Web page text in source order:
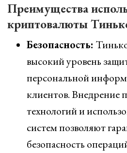
Преимущества
криптовалюты
Безопасность:
высокий уровень
персональной
клиентов. Внедрение
технологий и
систем позволяют
безопасность